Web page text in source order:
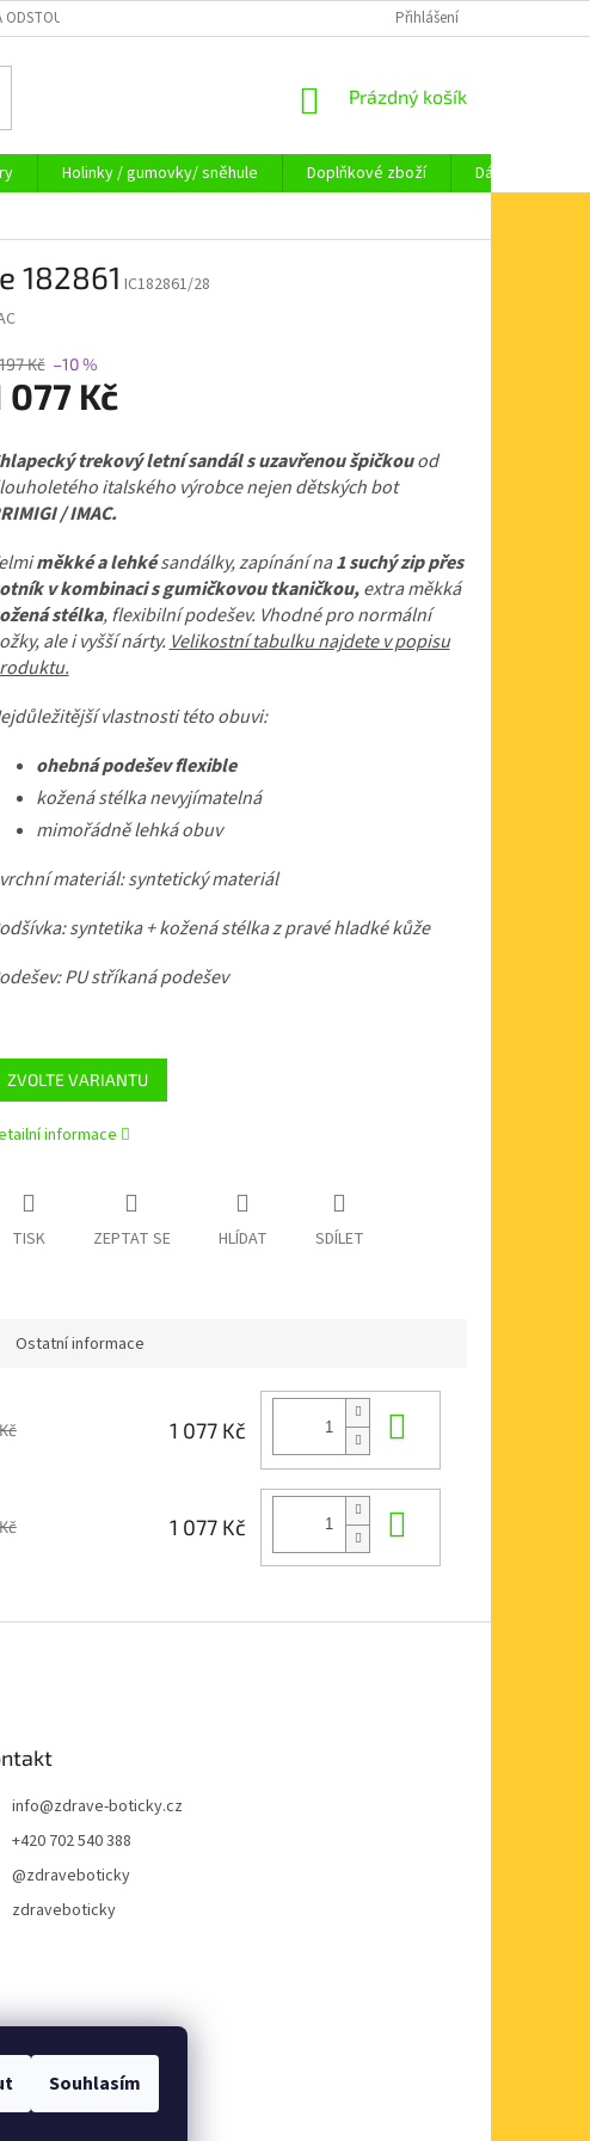
Souhlasím
OD SMLOUVY KAMENNÁ PRODEJNA
Přihlášení
NÁKUPNÍ
Prázdný košík
Holinky / gumovky/ sněhule Doplňkové zboží
Dárkové
182861 IC182861/28
Kč –10 %
077 Kč
ZVOLTE VARIANTU
trekový letní sandál s uzavřenou špičkouod
italského výrobce nejen dětských bot
/ IMAC.
měkké a lehkésandálky, zapínání na1 suchý zip přes
v kombinaci s gumičkovou tkaničkou,extra měkká
stélka, flexibilní podešev. Vhodné pro normální
ale i vyšší nárty.Velikostní tabulku najdete v popisu
vlastnosti této obuvi:
ohebná podešev flexible
kožená stélka nevyjímatelná
mimořádně lehká obuv
materiál: syntetický materiál
syntetika + kožená stélka z pravé hladké kůže
PU stříkaná podešev
informace
TISK ZEPTAT SE HLÍDAT SDÍLET
Ostatní informace
1 077 Kč
1 077 Kč
info@zdrave-boticky.cz
+420 702 540 388
@zdraveboticky
zdraveboticky